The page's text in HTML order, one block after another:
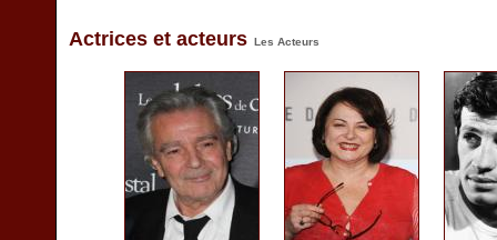
Actrices et acteurs Les Acteurs